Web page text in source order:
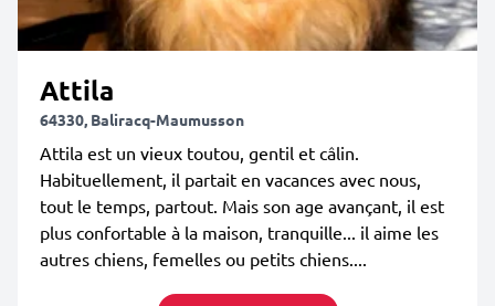
Attila
64330, Baliracq-Maumusson
Attila est un vieux toutou, gentil et câlin.
Habituellement, il partait en vacances avec nous,
tout le temps, partout. Mais son age avançant, il est
plus confortable à la maison, tranquille... il aime les
autres chiens, femelles ou petits chiens....